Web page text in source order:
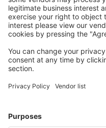
Cazarea preferată
Alege din peste 1,3
Cele mai căutate
Cazare în Lugano